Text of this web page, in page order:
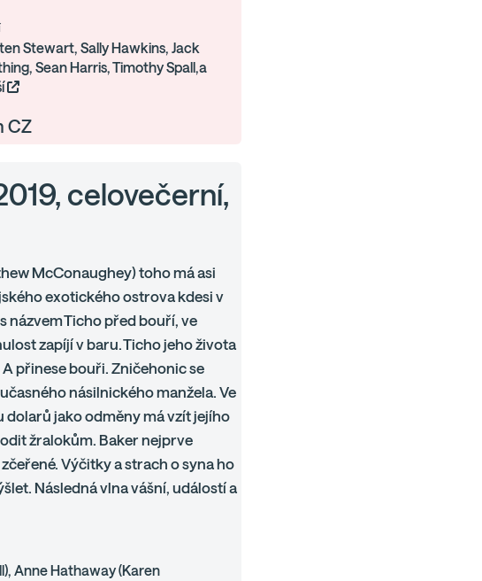
Stewart, Sally Hawkins, Jack
Sean Harris, Timothy Spall,a
CZ
celovečerní,
McConaughey) toho má asi
exotického ostrova kdesi v
názvem Ticho před bouří, ve
zapíjí v baru. Ticho jeho života
přinese bouři. Zničehonic se
násilnického manžela. Ve
dolarů jako odměny má vzít jejího
žralokům. Baker nejprve
Výčitky a strach o syna ho
Následná vlna vášní, událostí a
Anne Hathaway (Karen